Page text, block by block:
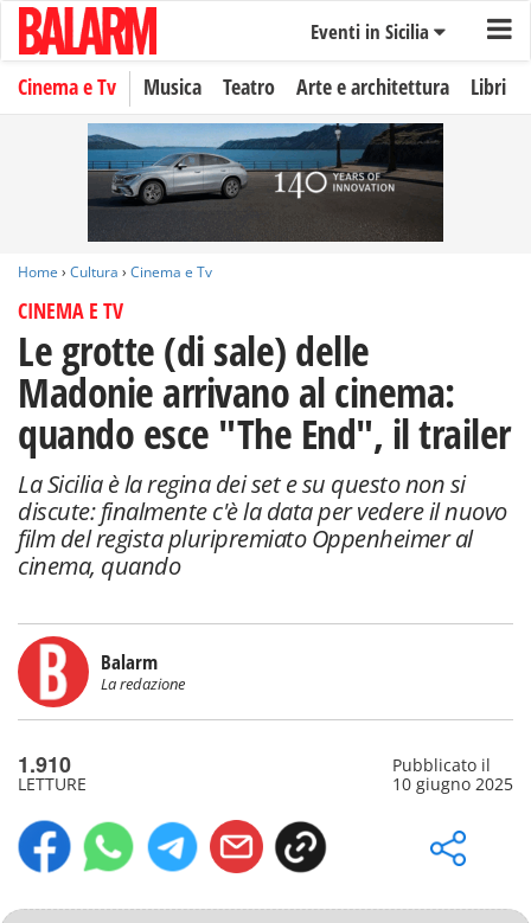
Eventi in Sicilia
Cinema e Tv Musica Teatro Arte e architettura Libri
Home › Cultura › Cinema e Tv
CINEMA E TV
Le grotte (di sale) delle
Madonie arrivano al cinema:
quando esce "The End", il trailer
La Sicilia è la regina dei set e su questo non si
discute: finalmente c'è la data per vedere il nuovo
film del regista pluripremiato Oppenheimer al
cinema, quando
Balarm
La redazione
1.910
LETTURE
Pubblicato il
10 giugno 2025